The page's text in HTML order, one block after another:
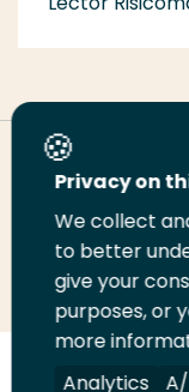
Deel deze pagina
Deel
LinkedIn
Deel
op
Twitter
op
VolgVolgVolg
Privacy on
We collect
to better
give your
purposes, or
more
Analytics